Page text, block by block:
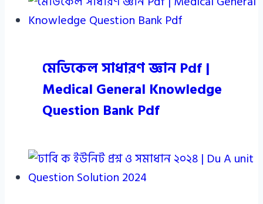
মেডিকেল সাধারণ জ্ঞান Pdf |
Medical General Knowledge
Question Bank Pdf